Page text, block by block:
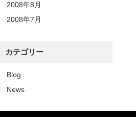
2008年8月
2008年7月
カテゴリー
Blog
News